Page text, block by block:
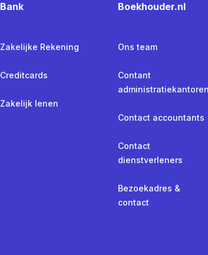
Bank
Zakelijke Rekening
Creditcards
Zakelijk lenen
Boekhouder.nl
Ons team
Contant
administratiekantoren
Contact accountants
Contact
dienstverleners
Bezoekadres &
contact